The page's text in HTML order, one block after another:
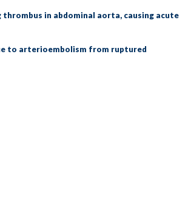
in abdominal aorta, causing acute
to arterioembolism from ruptured